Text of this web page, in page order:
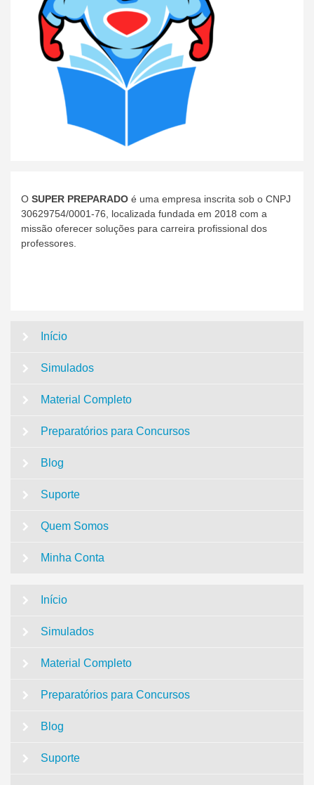
O SUPER PREPARADO é uma empresa inscrita sob o CNPJ
30629754/0001-76, localizada fundada em 2018 com a
missão oferecer soluções para carreira profissional dos
professores.
Início
Simulados
Material Completo
Preparatórios para Concursos
Blog
Suporte
Quem Somos
Minha Conta
Início
Simulados
Material Completo
Preparatórios para Concursos
Blog
Suporte